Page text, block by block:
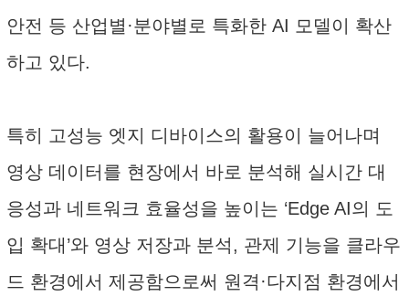
안전 등 산업별·분야별로 특화한 AI 모델이 확산
하고 있다.
특히 고성능 엣지 디바이스의 활용이 늘어나며
영상 데이터를 현장에서 바로 분석해 실시간 대
응성과 네트워크 효율성을 높이는 ‘Edge AI의 도
입 확대’와 영상 저장과 분석, 관제 기능을 클라우
드 환경에서 제공함으로써 원격·다지점 환경에서